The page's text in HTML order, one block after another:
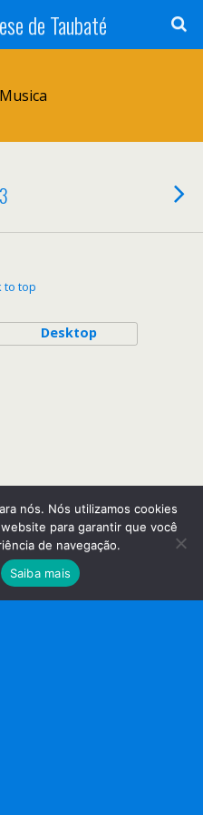
de Taubaté
to top
Desktop
nós. Nós utilizamos cookies
para garantir que você
de navegação.
Saiba mais